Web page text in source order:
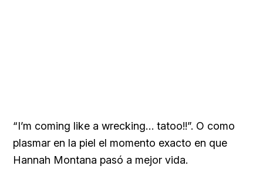
“I’m coming like a wrecking… tatoo!!”. O como
plasmar en la piel el momento exacto en que
Hannah Montana pasó a mejor vida.